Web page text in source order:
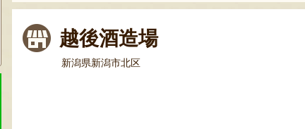
越後酒造場
新潟県新潟市北区